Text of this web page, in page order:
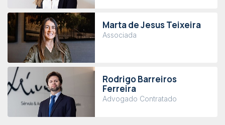
Marta de Jesus Teixeira
Associada
Rodrigo Barreiros
Ferreira
Advogado Contratado